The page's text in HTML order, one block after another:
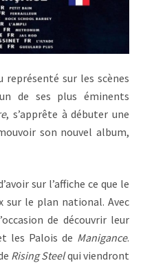
sur les scènes
de ses plus éminents
, s’apprête à débuter une
son nouvel album,
sur l’affiche ce que le
sur le plan national. Avec
de découvrir leur
les Palois de Manigance.
Rising Steelqui viendront